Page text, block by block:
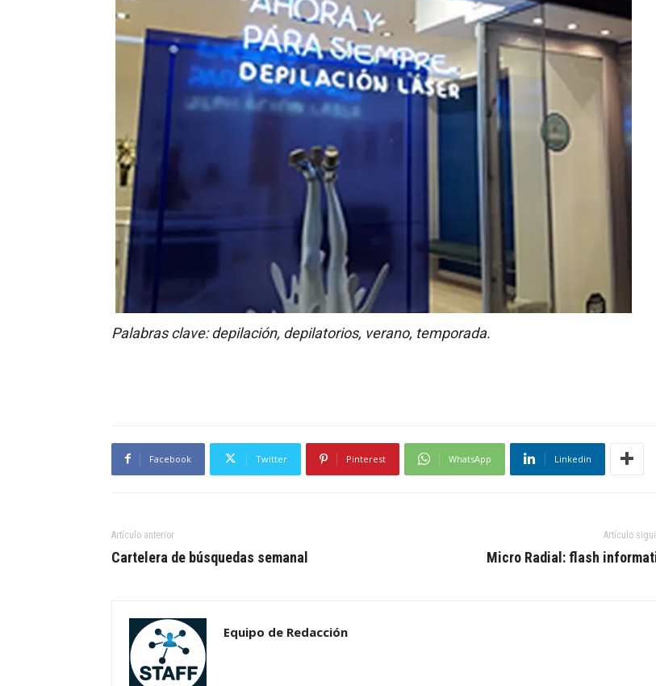
Palabras clave: depilación, depilatorios, verano, temporada.
Facebook Twitter Pinterest WhatsApp Linkedin
Artículo anterior
Cartelera de búsquedas semanal
Artículo
Micro Radial: flash
Equipo de Redacción